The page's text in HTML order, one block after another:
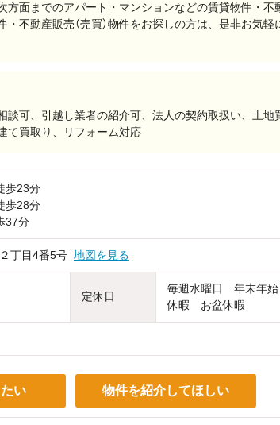
方面までのアパート・マンションなどの賃貸物件・不
不動産販売（売買）物件をお探しの方は、是非お気軽
可、引越し業者の紹介可、法人の契約取扱い、土地
て買取り、リフォーム対応
歩23分
歩28分
37分
丁目4番5号 地図を見る
定休日
毎週水曜日 年末年
休暇 お盆休暇
い 物件を紹介してほしい